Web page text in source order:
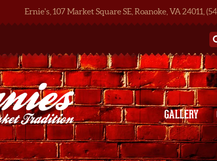
Ernie's, 107 Market Square SE, Roanoke, VA 24011,
GALLERY